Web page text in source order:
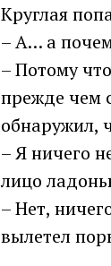
Круглая
– А… а
– Потому
прежде чем
обнаружил,
– Я ничего
лицо
– Нет,
вылетел